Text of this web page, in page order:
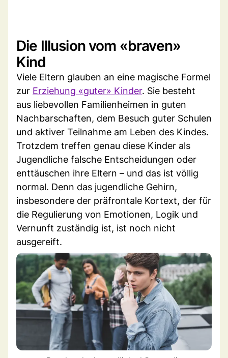
Die Illusion vom «braven»
Kind
Viele Eltern glauben an eine magische Formel
zur Erziehung «guter» Kinder. Sie besteht
aus liebevollen Familienheimen in guten
Nachbarschaften, dem Besuch guter Schulen
und aktiver Teilnahme am Leben des Kindes.
Trotzdem treffen genau diese Kinder als
Jugendliche falsche Entscheidungen oder
enttäuschen ihre Eltern – und das ist völlig
normal. Denn das jugendliche Gehirn,
insbesondere der präfrontale Kortext, der für
die Regulierung von Emotionen, Logik und
Vernunft zuständig ist, ist noch nicht
ausgereift.